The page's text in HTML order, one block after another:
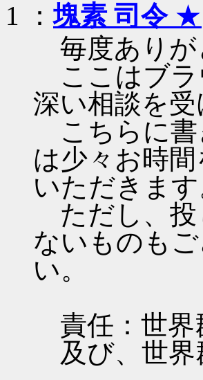
1 ：塊素 司令★
毎度ありが
ここはブラ
深い相談を
こちらに書
は少々お時
いただきます
ただし、投
ないものも
い。
責任：世界
及び、世